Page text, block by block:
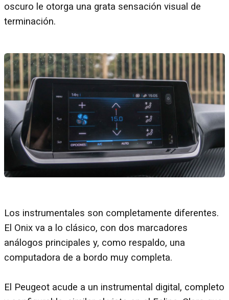
oscuro le otorga una grata sensación visual de
terminación.
Los instrumentales son completamente diferentes.
El Onix va a lo clásico, con dos marcadores
análogos principales y, como respaldo, una
computadora de a bordo muy completa.
El Peugeot acude a un instrumental digital, completo